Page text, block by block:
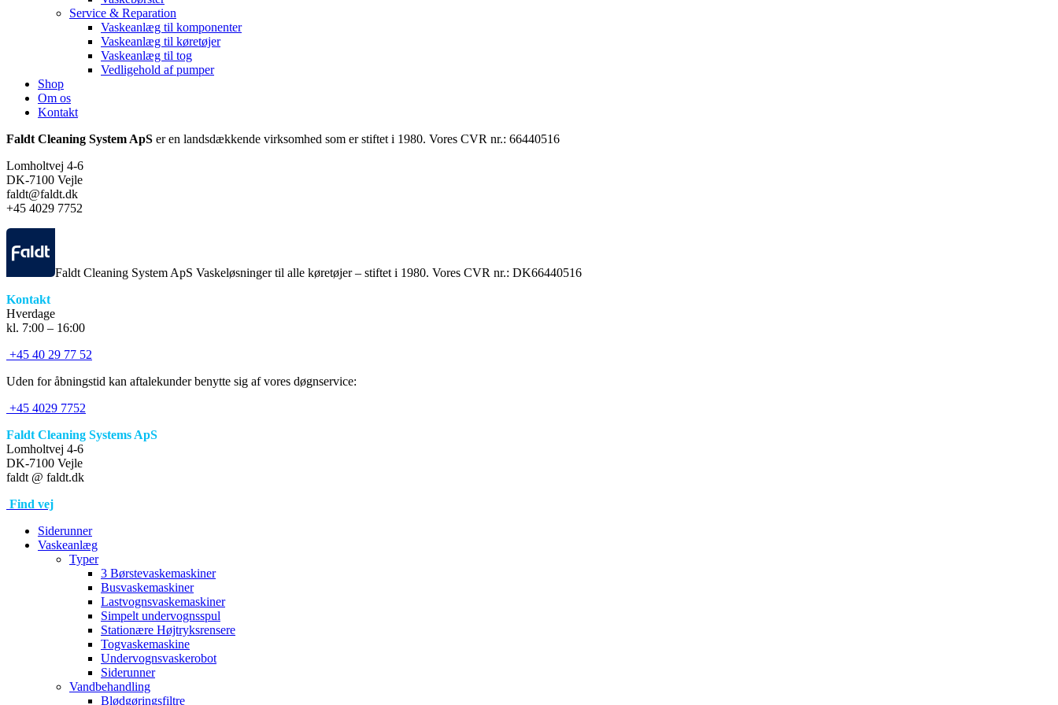
Service & Reparation
Vaskeanlæg til komponenter
Vaskeanlæg til køretøjer
Vaskeanlæg til tog
Vedligehold af pumper
Shop
Om os
Kontakt
Faldt Cleaning System ApS er en landsdækkende virksomhed som er stiftet i 1980. Vores CVR nr.: 66440516
Lomholtvej 4-6
DK-7100 Vejle
faldt@faldt.dk
+45 4029 7752
Faldt Cleaning System ApS Vaskeløsninger til alle køretøjer – stiftet i 1980. Vores CVR nr.: DK66440516
Kontakt
Hverdage
kl. 7:00 – 16:00
+45 40 29 77 52
Uden for åbningstid kan aftalekunder benytte sig af vores døgnservice:
+45 4029 7752
Faldt Cleaning Systems ApS
Lomholtvej 4-6
DK-7100 Vejle
faldt @ faldt.dk
Find vej
Siderunner
Vaskeanlæg
Typer
3 Børstevaskemaskiner
Busvaskemaskiner
Lastvognsvaskemaskiner
Simpelt undervognsspul
Stationære Højtryksrensere
Togvaskemaskine
Undervognsvaskerobot
Siderunner
Vandbehandling
Blødgøringsfiltre